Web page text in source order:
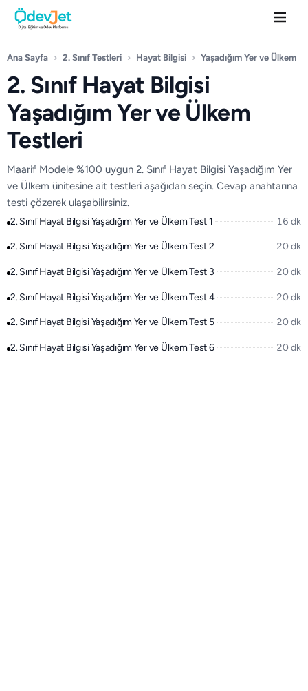
Ana Sayfa › 2. Sınıf Testleri › Hayat Bilgisi › Yaşadığım Yer ve Ülkem
2. Sınıf Hayat Bilgisi
Yaşadığım Yer ve Ülkem
Testleri
Maarif Modele %100 uygun 2. Sınıf Hayat Bilgisi Yaşadığım Yer
ve Ülkem ünitesine ait testleri aşağıdan seçin. Cevap anahtarına
testi çözerek ulaşabilirsiniz.
2. Sınıf Hayat Bilgisi Yaşadığım Yer ve Ülkem Test 1 16 dk
2. Sınıf Hayat Bilgisi Yaşadığım Yer ve Ülkem Test 2 20 dk
2. Sınıf Hayat Bilgisi Yaşadığım Yer ve Ülkem Test 3 20 dk
2. Sınıf Hayat Bilgisi Yaşadığım Yer ve Ülkem Test 4 20 dk
2. Sınıf Hayat Bilgisi Yaşadığım Yer ve Ülkem Test 5 20 dk
2. Sınıf Hayat Bilgisi Yaşadığım Yer ve Ülkem Test 6 20 dk